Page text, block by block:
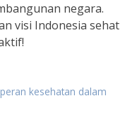
negara.
visi Indonesia sehat
peran kesehatan dalam